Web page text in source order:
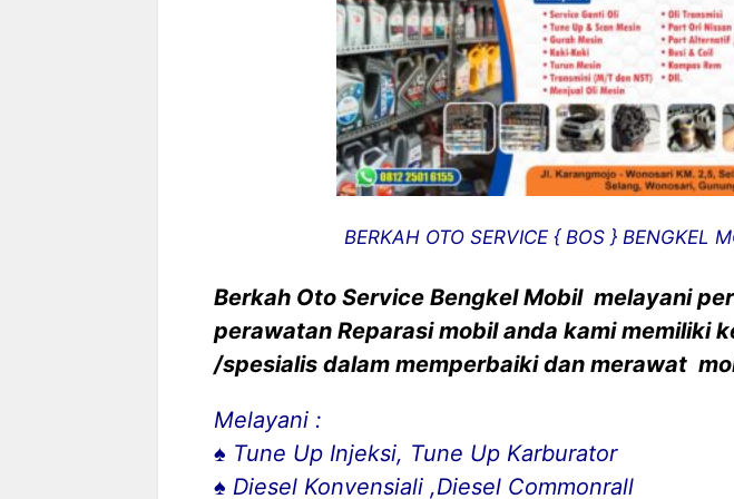
BERKAH OTO SERVICE { BOS } BENGKEL
Berkah Oto Service Bengkel Mobil melayani
perawatan Reparasi mobil anda kami memiliki
/spesialis dalam memperbaiki dan merawat
Melayani :
♠ Tune Up Injeksi, Tune Up Karburator
♠ Diesel Konvensiali ,Diesel Commonrall